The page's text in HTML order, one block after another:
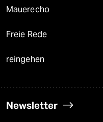
Mauerecho
Freie Rede
reingehen
Newsletter